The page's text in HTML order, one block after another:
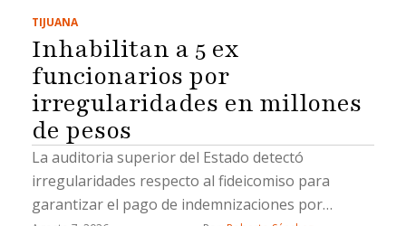
TIJUANA
Inhabilitan a 5 ex
funcionarios por
irregularidades en millones
de pesos
La auditoria superior del Estado detectó
irregularidades respecto al fideicomiso para
garantizar el pago de indemnizaciones por